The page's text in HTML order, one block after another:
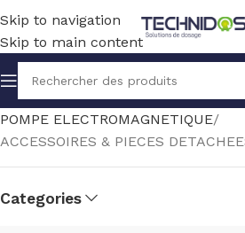
Skip to navigation
Skip to main content
Accueil TRANSFERT SOLUTION
POMPE ELECTROMAGNETIQUE
ACCESSOIRES & PIECES
Categories